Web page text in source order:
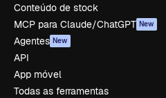
Conteúdo de stock
MCP para Claude/ChatGPT New
Agentes New
API
App móvel
Todas as ferramentas